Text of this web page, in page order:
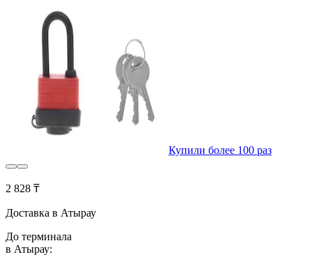
Купили более 100 раз
2 828 ₸
Доставка в Атырау
До терминала
в Атырау: